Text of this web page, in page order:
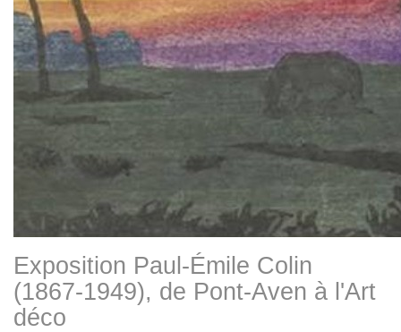
Exposition Paul-Émile Colin
(1867-1949), de Pont-Aven à l'Art
déco